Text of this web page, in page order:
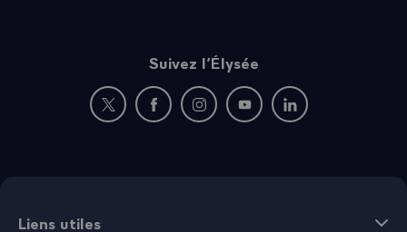
Suivez l’Élysée
Nouvelle fenêtre : rejoignez-nous sur Twitter
Nouvelle fenêtre : rejoignez-nous sur
Nouvelle fenêtre : rejoignez-nous
Nouvelle fenêtre :
Nouvelle fenêtre :
Liens utiles